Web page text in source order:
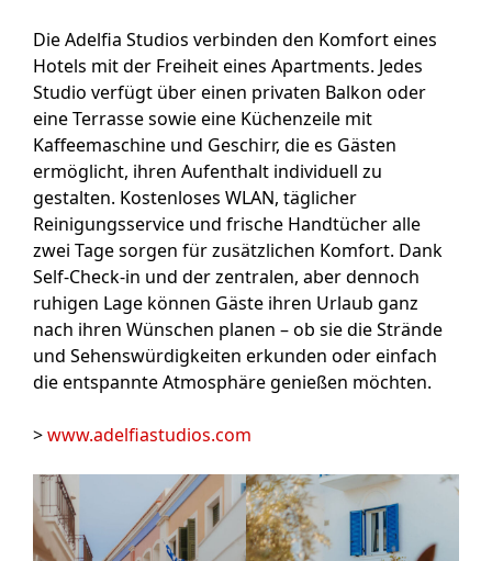
Die Adelfia Studios verbinden den Komfort eines
Hotels mit der Freiheit eines Apartments. Jedes
Studio verfügt über einen privaten Balkon oder
eine Terrasse sowie eine Küchenzeile mit
Kaffeemaschine und Geschirr, die es Gästen
ermöglicht, ihren Aufenthalt individuell zu
gestalten. Kostenloses WLAN, täglicher
Reinigungsservice und frische Handtücher alle
zwei Tage sorgen für zusätzlichen Komfort. Dank
Self-Check-in und der zentralen, aber dennoch
ruhigen Lage können Gäste ihren Urlaub ganz
nach ihren Wünschen planen – ob sie die Strände
und Sehenswürdigkeiten erkunden oder einfach
die entspannte Atmosphäre genießen möchten.
>www.adelfiastudios.com